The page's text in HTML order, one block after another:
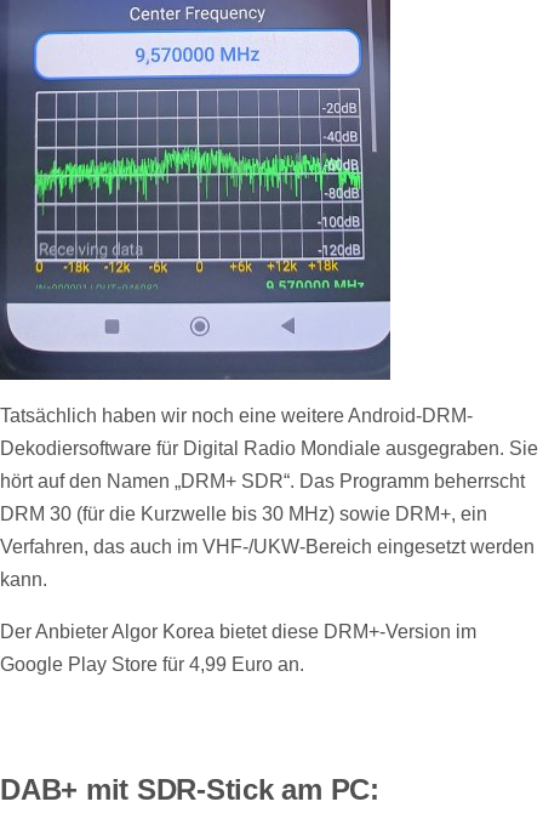
Tatsächlich haben wir noch eine weitere Android-DRM-
Dekodiersoftware für Digital Radio Mondiale ausgegraben. Sie
hört auf den Namen „DRM+ SDR“. Das Programm beherrscht
DRM 30 (für die Kurzwelle bis 30 MHz) sowie DRM+, ein
Verfahren, das auch im VHF-/UKW-Bereich eingesetzt werden
kann.
Der Anbieter Algor Korea bietet diese DRM+-Version im
Google Play Store für 4,99 Euro an.
DAB+ mit SDR-Stick am PC: